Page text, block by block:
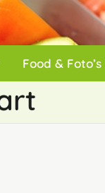
Food & Foto’s